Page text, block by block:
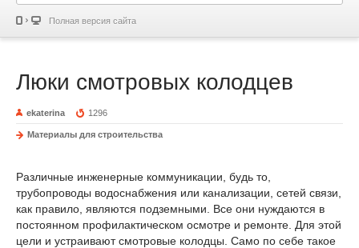
Полная версия сайта
Люки смотровых колодцев
ekaterina 1296
Материалы для строительства
Различные инженерные коммуникации, будь то,
трубопроводы водоснабжения или канализации, сетей связи,
как правило, являются подземными. Все они нуждаются в
постоянном профилактическом осмотре и ремонте. Для этой
цели и устраивают смотровые колодцы. Само по себе такое